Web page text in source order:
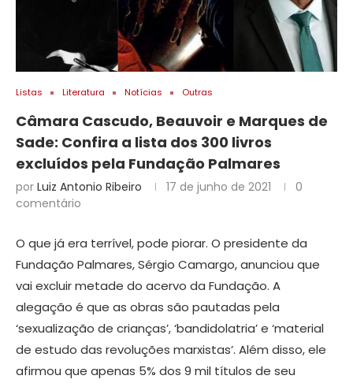
Listas Literatura Notícias Outras
Câmara Cascudo, Beauvoir e Marques de
Sade: Confira a lista dos 300 livros
excluídos pela Fundação Palmares
por Luiz Antonio Ribeiro 17 de junho de 2021
0
comentário
O que já era terrível, pode piorar. O presidente da
Fundação Palmares, Sérgio Camargo, anunciou que
vai excluir metade do acervo da Fundação. A
alegação é que as obras são pautadas pela
‘sexualização de crianças’, ‘bandidolatria’ e ‘material
de estudo das revoluções marxistas’. Além disso, ele
afirmou que apenas 5% dos 9 mil títulos de seu